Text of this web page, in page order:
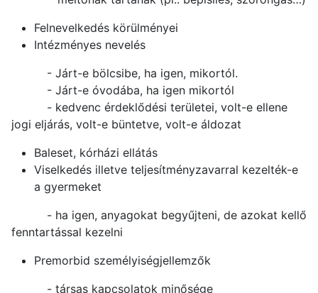
Felnevelkedés körülményei
Intézményes nevelés
- Járt-e bölcsibe, ha igen, mikortól.
- Járt-e óvodába, ha igen mikortól
- kedvenc érdeklődési területei, volt-e ellene
jogi eljárás, volt-e büntetve, volt-e áldozat
Baleset, kórházi ellátás
Viselkedés illetve teljesítményzavarral kezelték-e
a gyermeket
- ha igen, anyagokat begyűjteni, de azokat kellő
fenntartással kezelni
Premorbid személyiségjellemzők
- társas kapcsolatok minősége